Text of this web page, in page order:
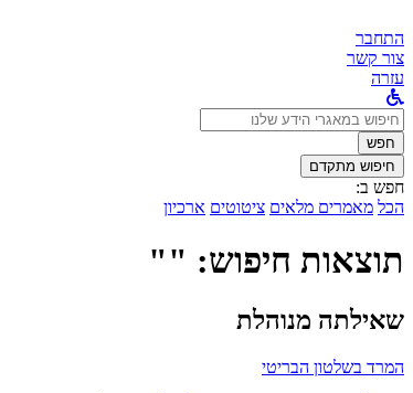
התחבר
צור קשר
עזרה
לחפש
ב:חפש
חיפוש מתקדם
חפש ב:
הכל מאמרים מלאים ציטוטים ארכיון
תוצאות חיפוש: ""
שאילתה מנוהלת
המרד בשלטון הבריטי